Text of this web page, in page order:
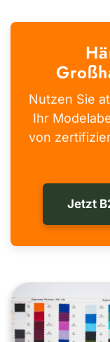
Nutzen Sie
Ihr
von
Jetzt